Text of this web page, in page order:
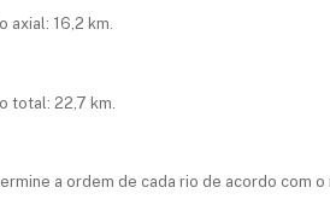
axial: 16,2 km.
total: 22,7 km.
a ordem de cada rio de acordo com